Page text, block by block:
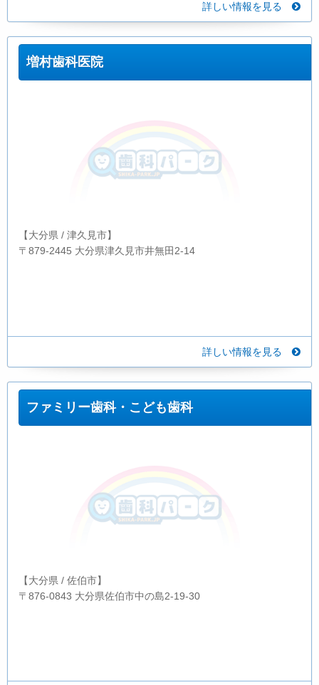
詳しい情報を見る
増村歯科医院
【大分県 / 津久見市】
〒879-2445 大分県津久見市井無田2-14
詳しい情報を見る
ファミリー歯科・こども歯科
【大分県 / 佐伯市】
〒876-0843 大分県佐伯市中の島2-19-30